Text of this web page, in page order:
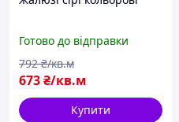
Готово до відправки
673₴/кв.м
792 ₴/кв.м
Купити